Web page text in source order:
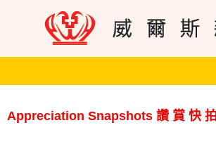
Appreciation Snapshots 讚 賞 快 拍